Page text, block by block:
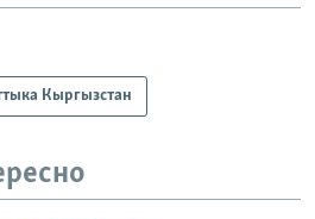
Кыргызстан